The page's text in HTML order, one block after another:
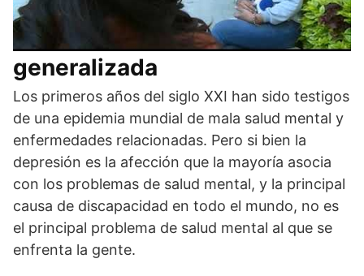
Trastorno de ansiedad
generalizada
Los primeros años del siglo XXI han sido testigos
de una epidemia mundial de mala salud mental y
enfermedades relacionadas. Pero si bien la
depresión es la afección que la mayoría asocia
con los problemas de salud mental, y la principal
causa de discapacidad en todo el mundo, no es
el principal problema de salud mental al que se
enfrenta la gente.